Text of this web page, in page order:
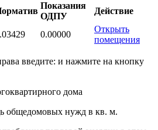
Показания
ОДПУ
Действие
0.00000
Открыть
помещения
введите: и нажмите на кнопку
дома
общедомовых нужд в кв. м.